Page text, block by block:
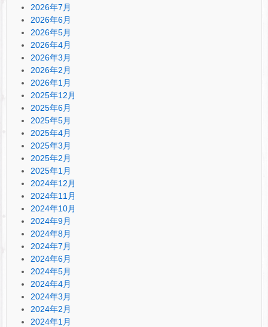
2026年7月
2026年6月
2026年5月
2026年4月
2026年3月
2026年2月
2026年1月
2025年12月
2025年6月
2025年5月
2025年4月
2025年3月
2025年2月
2025年1月
2024年12月
2024年11月
2024年10月
2024年9月
2024年8月
2024年7月
2024年6月
2024年5月
2024年4月
2024年3月
2024年2月
2024年1月